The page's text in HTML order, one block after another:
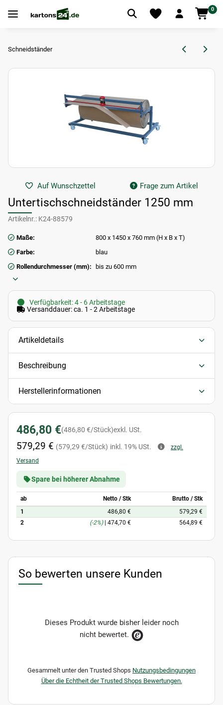
0
Schneidständer
Auf Wunschzettel Frage zum Artikel
Untertischschneidständer 1250 mm
Artikelnr.: K24-88579
Maße:
800 x 1450 x 760 mm (H x B x T)
Farbe:
blau
Rollendurchmesser (mm):
bis zu 600 mm
Verfügbarkeit: 4 - 6 Arbeitstage
Versanddauer: ca. 1 - 2 Arbeitstage
Artikeldetails
Beschreibung
Herstellerinformationen
486,80 €(486,80 €/Stück)exkl. USt.
579,29 € (579,29 €/Stück) inkl. 19% USt.
zzgl.
Versand
Spare bei höherer Abnahme
ab Netto / Stk
Brutto / Stk
1
486,80 €
579,29 €
2
(-2%) 474,70 € 564,89 €
So bewerten unsere Kunden
Dieses Produkt wurde bisher leider noch
nicht bewertet.
Gesammelt unter den Trusted Shops Nutzungsbedingungen
Über die Echtheit der Trusted Shops Bewertungen.